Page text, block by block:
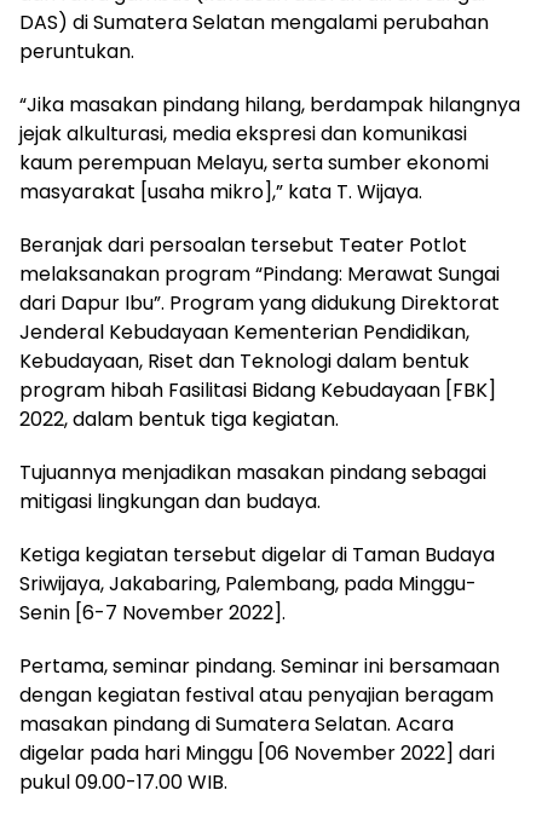
DAS) di Sumatera Selatan mengalami perubahan
peruntukan.
“Jika masakan pindang hilang, berdampak hilangnya
jejak alkulturasi, media ekspresi dan komunikasi
kaum perempuan Melayu, serta sumber ekonomi
masyarakat [usaha mikro],” kata T. Wijaya.
Beranjak dari persoalan tersebut Teater Potlot
melaksanakan program “Pindang: Merawat Sungai
dari Dapur Ibu”. Program yang didukung Direktorat
Jenderal Kebudayaan Kementerian Pendidikan,
Kebudayaan, Riset dan Teknologi dalam bentuk
program hibah Fasilitasi Bidang Kebudayaan [FBK]
2022, dalam bentuk tiga kegiatan.
Tujuannya menjadikan masakan pindang sebagai
mitigasi lingkungan dan budaya.
Ketiga kegiatan tersebut digelar di Taman Budaya
Sriwijaya, Jakabaring, Palembang, pada Minggu-
Senin [6-7 November 2022].
Pertama, seminar pindang. Seminar ini bersamaan
dengan kegiatan festival atau penyajian beragam
masakan pindang di Sumatera Selatan. Acara
digelar pada hari Minggu [06 November 2022] dari
pukul 09.00-17.00 WIB.